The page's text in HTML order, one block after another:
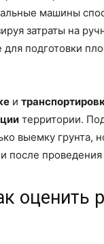
машины
затраты на
подготовки
и
территории.
выемку грунта,
после
оценить